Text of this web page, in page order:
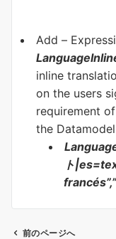
Add –
inline
on the users
requirement
the
ト
前のページへ